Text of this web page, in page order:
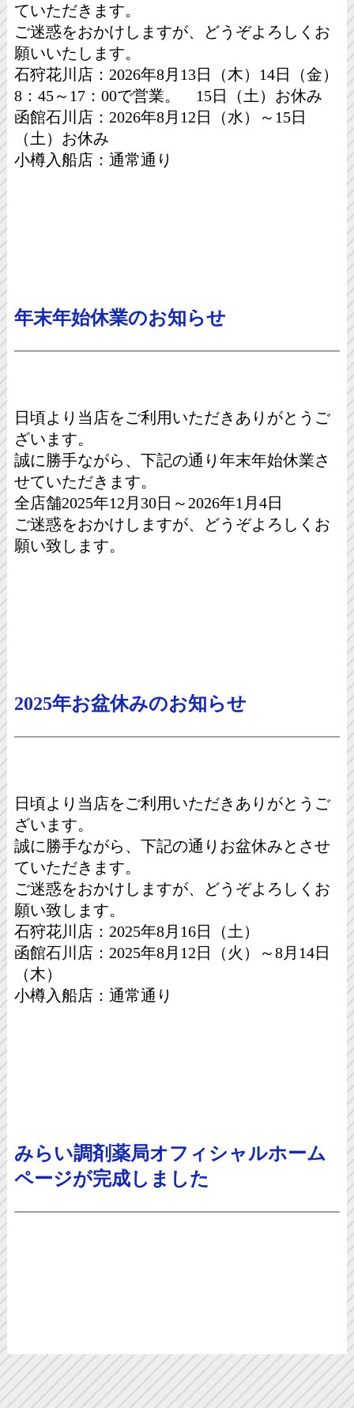
ていただきます。
ご迷惑をおかけしますが、どうぞよろしくお
願いいたします。
石狩花川店：2026年8月13日（木）14日（金）
8：45～17：00で営業。 15日（土）お休み
函館石川店：2026年8月12日（水）～15日
（土）お休み
小樽入船店：通常通り
年末年始休業のお知らせ
日頃より当店をご利用いただきありがとうご
ざいます。
誠に勝手ながら、下記の通り年末年始休業さ
せていただきます。
全店舗2025年12月30日～2026年1月4日
ご迷惑をおかけしますが、どうぞよろしくお
願い致します。
2025年お盆休みのお知らせ
日頃より当店をご利用いただきありがとうご
ざいます。
誠に勝手ながら、下記の通りお盆休みとさせ
ていただきます。
ご迷惑をおかけしますが、どうぞよろしくお
願い致します。
石狩花川店：2025年8月16日（土）
函館石川店：2025年8月12日（火）～8月14日
（木）
小樽入船店：通常通り
みらい調剤薬局オフィシャルホーム
ページが完成しました